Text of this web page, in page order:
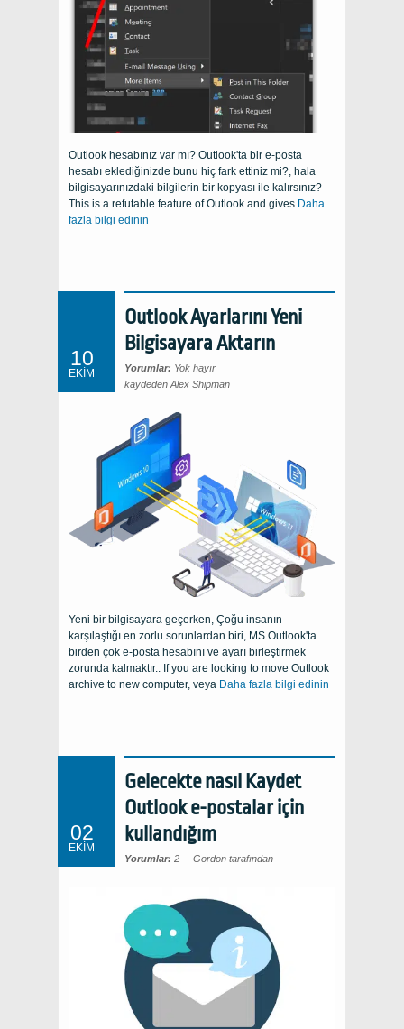
Outlook hesabınız var mı? Outlook'ta bir e-posta
hesabı eklediğinizde bunu hiç fark ettiniz mi?, hala
bilgisayarınızdaki bilgilerin bir kopyası ile kalırsınız?
This is a refutable feature of Outlook and gives Daha
fazla bilgi edinin
10
EKIM
Outlook Ayarlarını Yeni
Bilgisayara Aktarın
Yorumlar: Yok hayır
kaydeden Alex Shipman
Yeni bir bilgisayara geçerken, Çoğu insanın
karşılaştığı en zorlu sorunlardan biri, MS Outlook'ta
birden çok e-posta hesabını ve ayarı birleştirmek
zorunda kalmaktır.. If you are looking to move Outlook
archive to new computer, veya Daha fazla bilgi edinin
02
EKIM
Gelecekte nasıl Kaydet
Outlook e-postalar için
kullandığım
Yorumlar: 2 Gordon tarafından